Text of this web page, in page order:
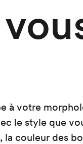
à votre
le style que
la couleur des